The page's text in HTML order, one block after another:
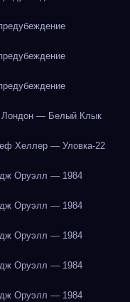
Лондон — Белый Клык
Хеллер — Уловка-22
Оруэлл — 1984
Оруэлл — 1984
Оруэлл — 1984
Оруэлл — 1984
Оруэлл — 1984